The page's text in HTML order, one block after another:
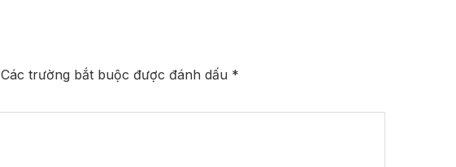
Các trường bắt buộc được đánh dấu *